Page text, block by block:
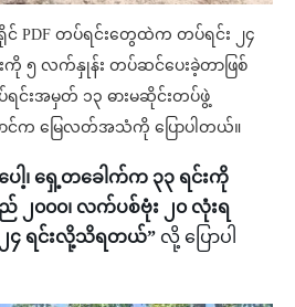
င် PDF တပ်ရင်းတွေထဲက တပ်ရင်း ၂၄
၅ လက်နှုန်း တပ်ဆင်ပေးခဲ့တာဖြစ်
င်းအမှတ် ၁၃ ဓားမဆိုင်းတပ်ဖွဲ့
ာင်က မြေလတ်အသံကို ပြောပါတယ်။
ါ့၊ ရှေ့တခေါက်က ၃၃ ရင်းကို
၂၀၀၀၊ လက်ပစ်ဗုံး ၂၀ လုံးရ
၄ ရင်းလို့သိရတယ်” လို့ ပြောပါ